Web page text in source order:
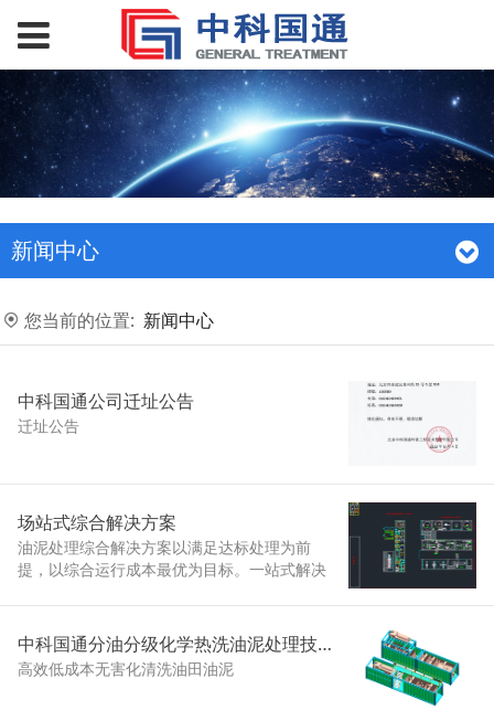
新闻中心
您当前的位置: 新闻中心
中科国通公司迁址公告
迁址公告
场站式综合解决方案
油泥处理综合解决方案以满足达标处理为前
提，以综合运行成本最优为目标。一站式解决
弹性大、综合成本低、资源化率高、无害化等
特点，适合危废处置中心、炼厂和油田等多种
应用场景。
中科国通分油分级化学热洗油泥处理技术
高效低成本无害化清洗油田油泥